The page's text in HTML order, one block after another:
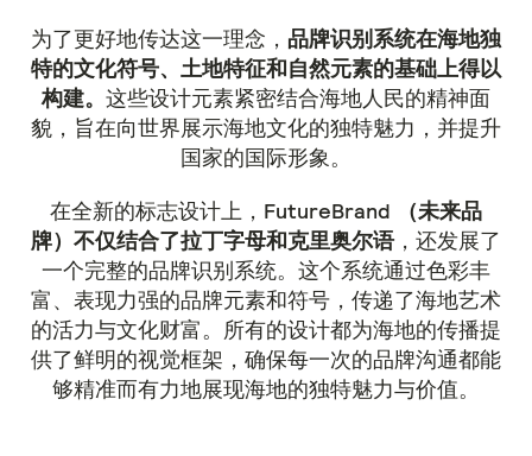
为了更好地传达这一理念， 品牌识别系统在海地独
特的文化符号、土地特征和自然元素的基础上得以
构建。 这些设计元素紧密结合海地人民的精神面
貌，旨在向世界展示海地文化的独特魅力，并提升
国家的国际形象。
在全新的标志设计上， FutureBrand （未来品
牌）不仅结合了拉丁字母和克里奥尔语，还发展了
一个完整的品牌识别系统。这个系统通过色彩丰
富、表现力强的品牌元素和符号，传递了海地艺术
的活力与文化财富。所有的设计都为海地的传播提
供了鲜明的视觉框架，确保每一次的品牌沟通都能
够精准而有力地展现海地的独特魅力与价值。